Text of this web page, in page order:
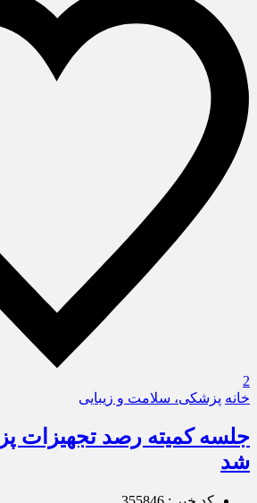
2
خانه پزشکی، سلامت و زیبایی
جلسه کمیته رصد تجهیزات
شد